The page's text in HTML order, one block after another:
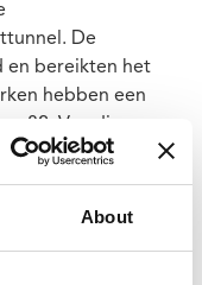
About
De
en bereikten het
hebben een
82. Van die
om op
van de
de halte